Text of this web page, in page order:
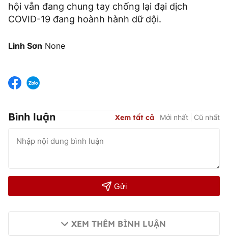
hội vẫn đang chung tay chống lại đại dịch
COVID-19 đang hoành hành dữ dội.
Linh Sơn None
Bình luận Xem tất cả Mới nhất Cũ nhất
Gửi
XEM THÊM BÌNH LUẬN